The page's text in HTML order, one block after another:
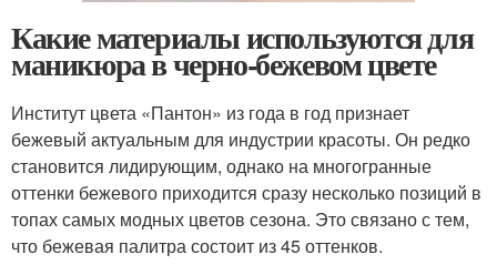
Какие материалы используются для
маникюра в черно-бежевом цвете
Институт цвета «Пантон» из года в год признает
бежевый актуальным для индустрии красоты. Он редко
становится лидирующим, однако на многогранные
оттенки бежевого приходится сразу несколько позиций в
топах самых модных цветов сезона. Это связано с тем,
что бежевая палитра состоит из 45 оттенков.